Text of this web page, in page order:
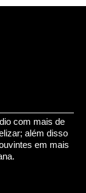
com mais de
além disso
em mais